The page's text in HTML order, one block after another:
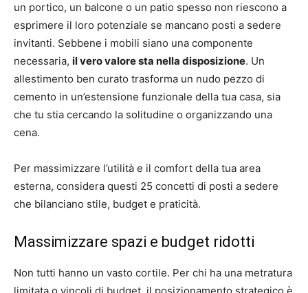
un portico, un balcone o un patio spesso non riescono a
esprimere il loro potenziale se mancano posti a sedere
invitanti. Sebbene i mobili siano una componente
necessaria, il vero valore sta nella disposizione. Un
allestimento ben curato trasforma un nudo pezzo di
cemento in un’estensione funzionale della tua casa, sia
che tu stia cercando la solitudine o organizzando una
cena.
Per massimizzare l’utilità e il comfort della tua area
esterna, considera questi 25 concetti di posti a sedere
che bilanciano stile, budget e praticità.
Massimizzare spazi e budget ridotti
Non tutti hanno un vasto cortile. Per chi ha una metratura